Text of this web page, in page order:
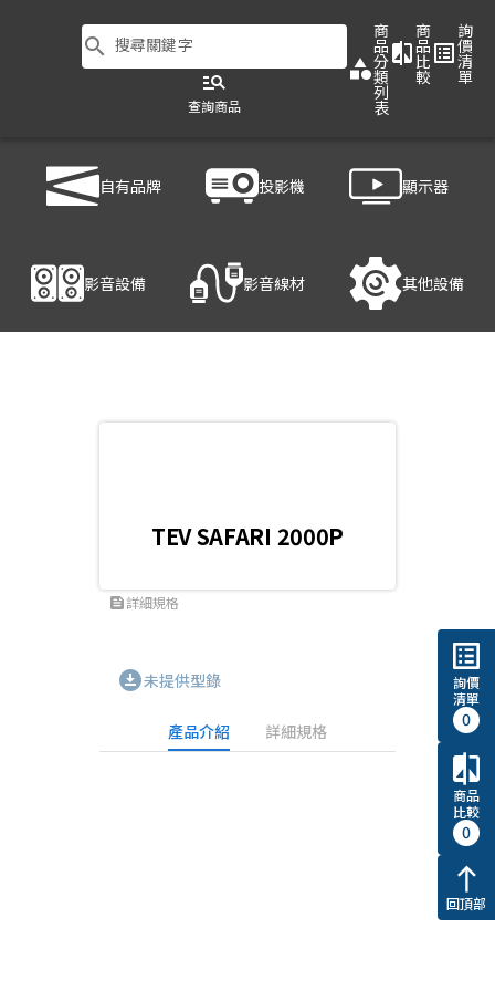
search 搜尋關鍵字
manage_search
查詢商品
category
商
品
分
類
列
表
compare
商
品
比
較
list_alt
詢
價
清
單
自有品牌 投影機 顯示器
影音設備 影音線材 其他設備
產品細節
TEV SAFARI 2000P
feed詳細規格
download_for_offline未提供型錄
產品介紹 詳細規格
list_alt
詢價
清單
0
compare
商品
比較
0
north
回頂部